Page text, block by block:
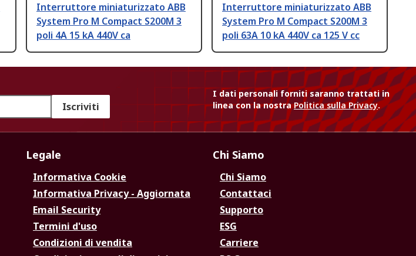
Interruttore miniaturizzato ABB
System Pro M Compact S200M 3
poli 4A 15 kA 440V ca
Interruttore miniaturizzato ABB
System Pro M Compact S200M 3
poli 63A 10 kA 440V ca 125 V cc
Iscriviti
I dati personali forniti saranno trattati in
linea con la nostraPolitica sulla Privacy.
Legale
Informativa Cookie
Informativa Privacy - Aggiornata
Email Security
Termini d'uso
Condizioni di vendita
Chi Siamo
Chi Siamo
Contattaci
Supporto
ESG
Carriere